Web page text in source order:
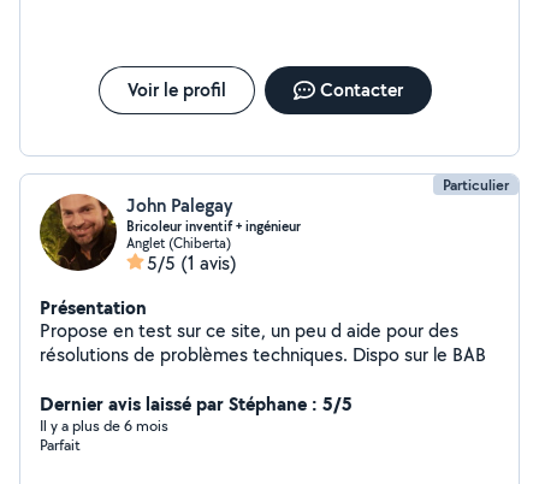
Voir le profil Contacter
Particulier
John Palegay
Bricoleur inventif + ingénieur
Anglet (Chiberta)
5/5 (1 avis)
Présentation
Propose en test sur ce site, un peu d aide pour des
résolutions de problèmes techniques. Dispo sur le BAB
Dernier avis laissé par Stéphane : 5/5
Il y a plus de 6 mois
Parfait